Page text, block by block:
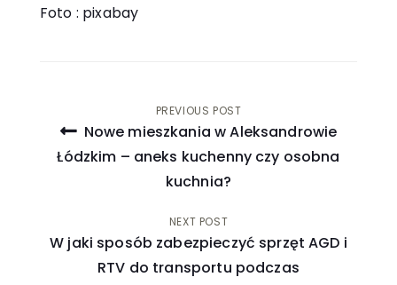
Foto : pixabay
Nawigacja
wpisu
PREVIOUS POST
Nowe mieszkania w Aleksandrowie
Łódzkim – aneks kuchenny czy osobna
kuchnia?
NEXT POST
W jaki sposób zabezpieczyć sprzęt AGD i
RTV do transportu podczas